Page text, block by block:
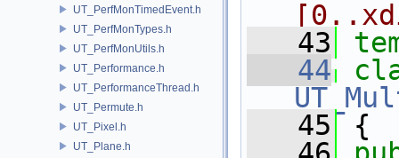
UT_PerfMonTimedEvent.h
UT_PerfMonTypes.h
UT_PerfMonUtils.h
UT_Performance.h
UT_PerformanceThread.h
UT_Permute.h
UT_Pixel.h
UT_Plane.h
   43
   44
   45
{